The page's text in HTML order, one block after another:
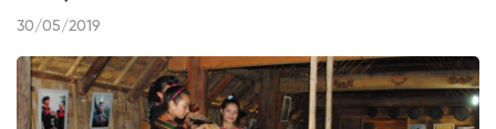
30/05/2019